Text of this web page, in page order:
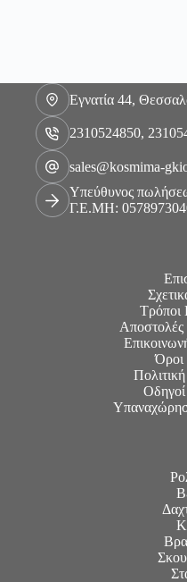
Εγνατία 44,
2310524850,
sales@kosmima-
Υπεύθυνος
Γ.Ε.ΜΗ:
Αποστολές
Όροι